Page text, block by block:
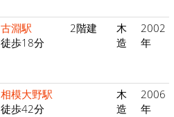
古淵駅
徒歩18分
2階建
木
造
2002
年
相模大野駅
徒歩42分
木
造
2006
年